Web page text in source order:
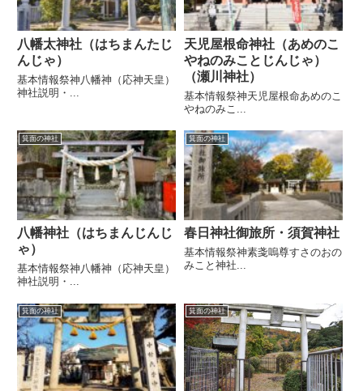
八幡太神社（はちまんたじ
んじゃ）
基本情報祭神八幡神（応神天皇）
神社説明・...
天児屋根命神社（あめのこ
やねのみことじんじゃ）
（瀬川神社）
基本情報祭神天児屋根命あめのこ
やねのみこ...
箕面の神社
八幡神社（はちまんじんじ
ゃ）
基本情報祭神八幡神（応神天皇）
神社説明・...
箕面の神社
春日神社御旅所・須賀神社
基本情報祭神素戔嗚尊すさのおの
みこと神社...
箕面の神社 箕面の神社